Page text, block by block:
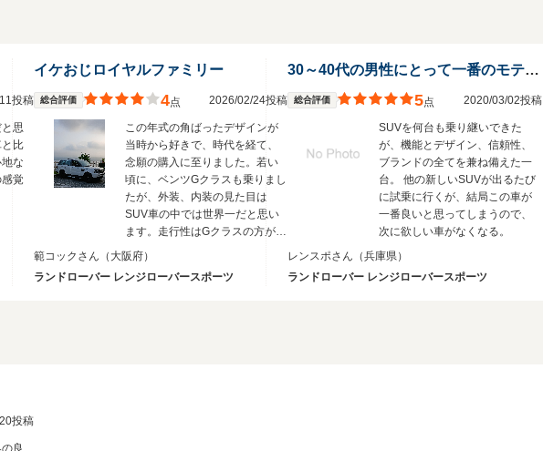
投稿
思
比
な
覚
イケおじロイヤルファミリー
総合評価 4点 2026/02/24投稿
この年式の角ばったデザインが
当時から好きで、時代を経て、
念願の購入に至りました。若い
頃に、ベンツGクラスも乗りまし
たが、外装、内装の見た目は
SUV車の中では世界一だと思い
ます。走行性はGクラスの方が上
です。2年間の所有でしたが、故
ではの高級感を味わせていただ
範コックさん （大阪府）
ランドローバー レンジローバースポーツ
30～40代の男性にとって一番のモテ車。
総合評価 5点 2020/03/02投稿
SUVを何台も乗り継いできた
が、機能とデザイン、信頼性、
ブランドの全てを兼ね備えた一
台。 他の新しいSUVが出るたび
に試乗に行くが、結局この車が
一番良いと思ってしまうので、
次に欲しい車がなくなる。
レンスポさん （兵庫県）
ランドローバー レンジローバースポーツ
投稿
良